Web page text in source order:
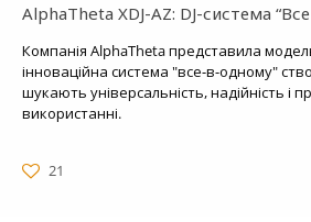
AlphaTheta XDJ-AZ: DJ-система
Компанія AlphaTheta представила
інноваційна система "все-в-одному"
шукають універсальність, надійність і
використанні.
21